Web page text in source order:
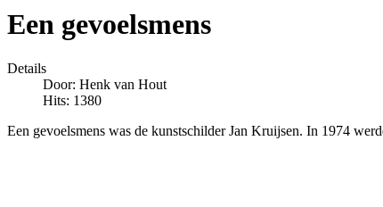
Een gevoelsmens
Details
Door: Henk van Hout
Hits: 1380
Een gevoelsmens was de kunstschilder Jan Kruijsen. In 1974